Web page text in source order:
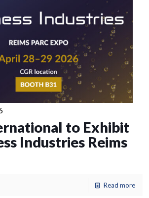
to Exhibit
Industries Reims
Read more